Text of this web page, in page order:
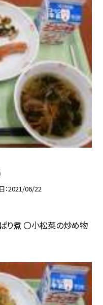
2021/06/22
り煮 〇小松菜の炒め物